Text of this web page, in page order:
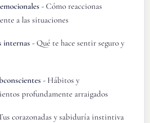
- Cómo reaccionas
a las situaciones
internas - Qué te hace sentir seguro y
- Hábitos y
profundamente arraigados
corazonadas y sabiduría instintiva